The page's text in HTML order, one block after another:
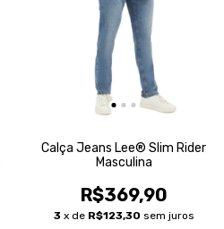
Calça Jeans Lee® Slim Rider
Masculina
R$369,90
3 x de R$123,30 sem juros